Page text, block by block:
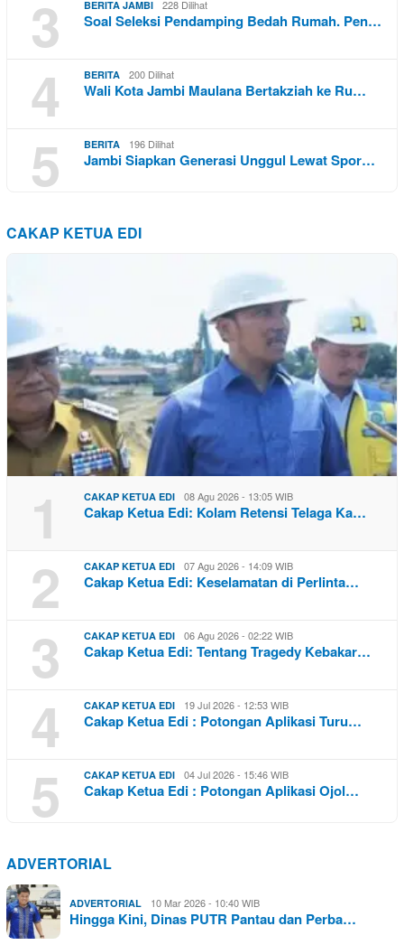
3 BERITA JAMBI 228 Dilihat
Soal Seleksi Pendamping Bedah Rumah. Pen…
4 BERITA 200 Dilihat
Wali Kota Jambi Maulana Bertakziah ke Ru…
5 BERITA 196 Dilihat
Jambi Siapkan Generasi Unggul Lewat Spor…
CAKAP KETUA EDI
1 CAKAP KETUA EDI 08 Agu 2026 - 13:05 WIB
Cakap Ketua Edi: Kolam Retensi Telaga Ka…
2 CAKAP KETUA EDI 07 Agu 2026 - 14:09 WIB
Cakap Ketua Edi: Keselamatan di Perlinta…
3 CAKAP KETUA EDI 06 Agu 2026 - 02:22 WIB
Cakap Ketua Edi: Tentang Tragedy Kebakar…
4 CAKAP KETUA EDI 19 Jul 2026 - 12:53 WIB
Cakap Ketua Edi : Potongan Aplikasi Turu…
5 CAKAP KETUA EDI 04 Jul 2026 - 15:46 WIB
Cakap Ketua Edi : Potongan Aplikasi Ojol…
ADVERTORIAL
ADVERTORIAL 10 Mar 2026 - 10:40 WIB
Hingga Kini, Dinas PUTR Pantau dan Perba…